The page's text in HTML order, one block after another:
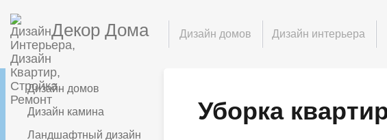
Декор Дома Дизайн домов Дизайн интерьера
Дизайн домов
Дизайн камина
Ландшафтный дизайн
Уборка